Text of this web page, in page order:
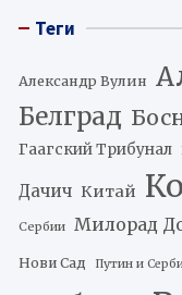
Теги
Александр Вулин
Белград
Гаагский Трибунал
Дачич Китай
Сербии Милорад
Нови Сад Путин и